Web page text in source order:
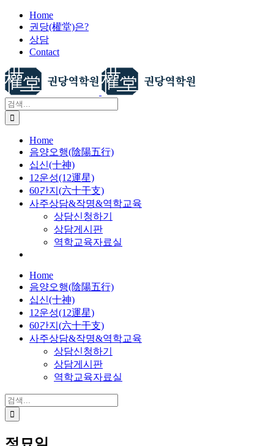
건
너
뛰
기
Home
권당(權堂)은?
상담
Contact
검
색:
Home
음양오행(陰陽五行)
십신(十神)
12운성(12運星)
60간지(六十干支)
사주상담&작명&역학교육
상담신청하기
상담게시판
역학교육자료실
Home
음양오행(陰陽五行)
십신(十神)
12운성(12運星)
60간지(六十干支)
사주상담&작명&역학교육
상담신청하기
상담게시판
역학교육자료실
검
색: